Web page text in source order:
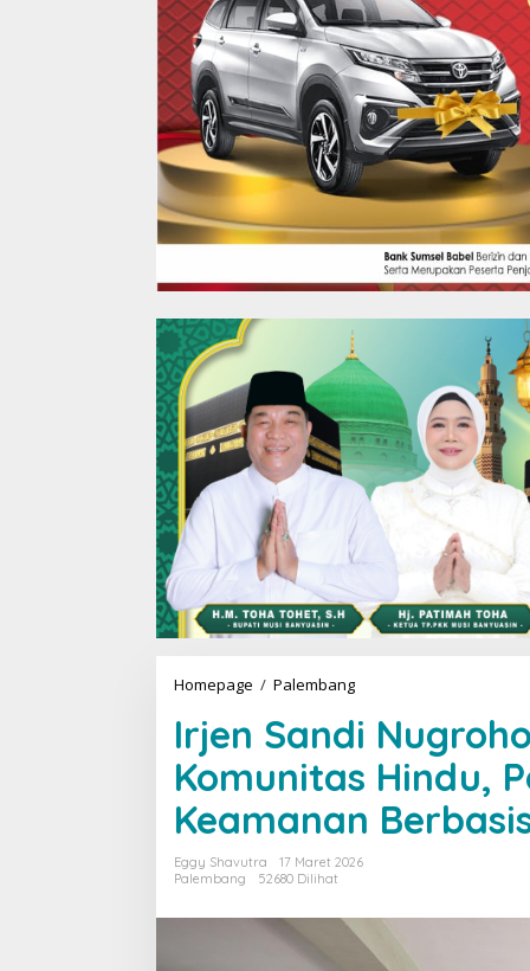
Homepage / Palembang
e
n
S
a
n
d
u
g
Irjen Sandi
Komunitas Hindu,
Keamanan
Eggy Shavutra
17 Maret 2026
Palembang
52680 Dilihat